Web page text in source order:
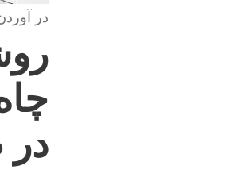
در
در